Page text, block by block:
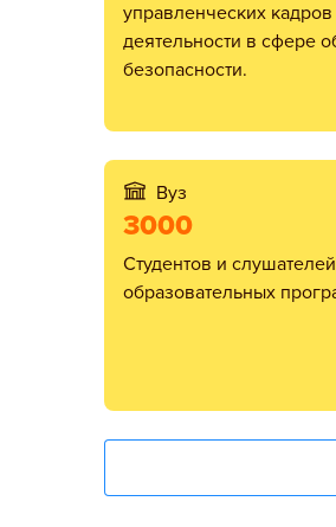
управленческих
деятельности в сфере
безопасности.
Вуз
3000
студентов и слушателей, 300 преподавателей, 34
образовательных